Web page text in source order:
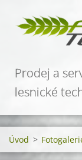
Prodej a
lesnické
Úvod >